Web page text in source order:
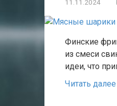
11.11.2024
Финские
из смеси
идеи, что
Читать далее